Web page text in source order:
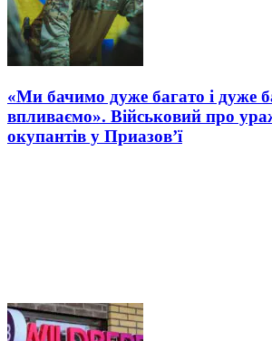
«Ми бачимо дуже багато і дуже
впливаємо». Військовий про
окупантів у Приазов’ї